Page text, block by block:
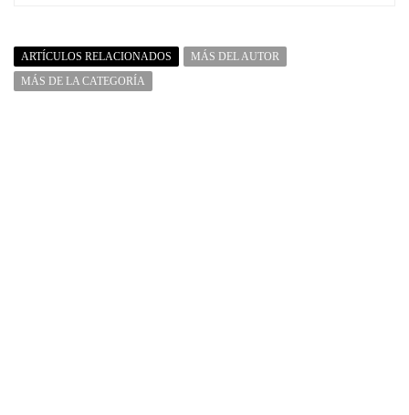
ARTÍCULOS RELACIONADOS
MÁS DEL AUTOR
MÁS DE LA CATEGORÍA